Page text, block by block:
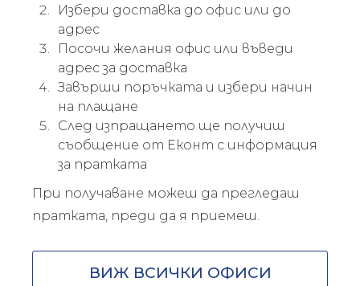
Избери доставка до офис или до
адрес
Посочи желания офис или въведи
адрес за доставка
Завърши поръчката и избери начин
на плащане
След изпращането ще получиш
съобщение от Еконт с информация
за пратката
При получаване можеш да прегледаш
пратката, преди да я приемеш.
ВИЖ ВСИЧКИ ОФИСИ